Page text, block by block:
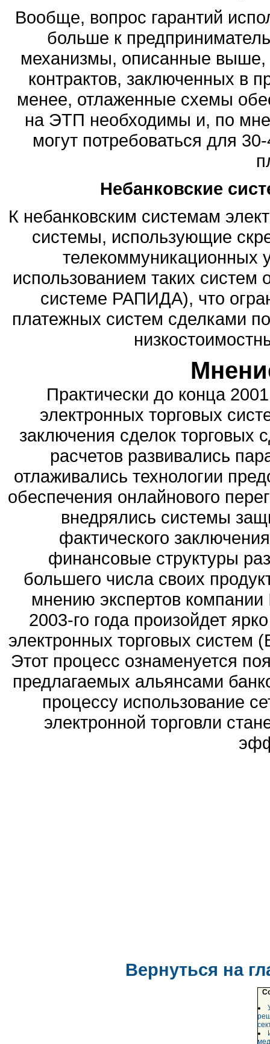
Вообще, вопрос гарантий
больше к
механизмы, описанные выше,
контрактов, заключенных в
менее, отлаженные схемы
на ЭТП необходимы и, по
могут потребоваться для
Небанковские
К небанковским системам
системы, использующие
телекоммуникационных
использованием таких
системе РАПИДА), что
платежных систем сделками
Практически до конца
электронных торговых
заключения сделок торговых
расчетов развивались
отлаживались технологии
обеспечения онлайнового
внедрялись системы
фактического
финансовые структуры
большего числа своих
мнению экспертов компании
2003-го года произойдет
электронных торговых систем
Этот процесс ознаменуется
предлагаемых альянсами
процессу использование
электронной торговли
Вернуться на